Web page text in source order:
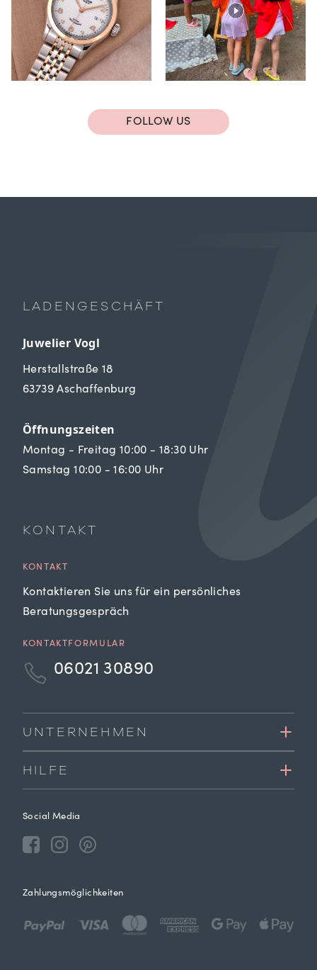
FOLLOW US
LADENGESCHÄFT
Juwelier Vogl
Herstallstraße 18
63739 Aschaffenburg
Öffnungszeiten
Montag - Freitag 10:00 - 18:30 Uhr
Samstag 10:00 - 16:00 Uhr
KONTAKT
KONTAKT
Kontaktieren Sie uns für ein persönliches
Beratungsgespräch
KONTAKTFORMULAR
06021 30890
UNTERNEHMEN
HILFE
Social Media
Zahlungsmöglichkeiten